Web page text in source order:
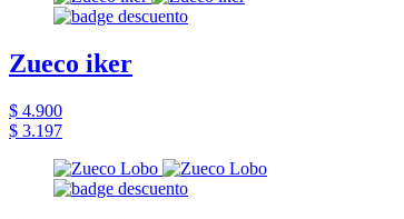
Zueco iker
$ 4.900
$ 3.197